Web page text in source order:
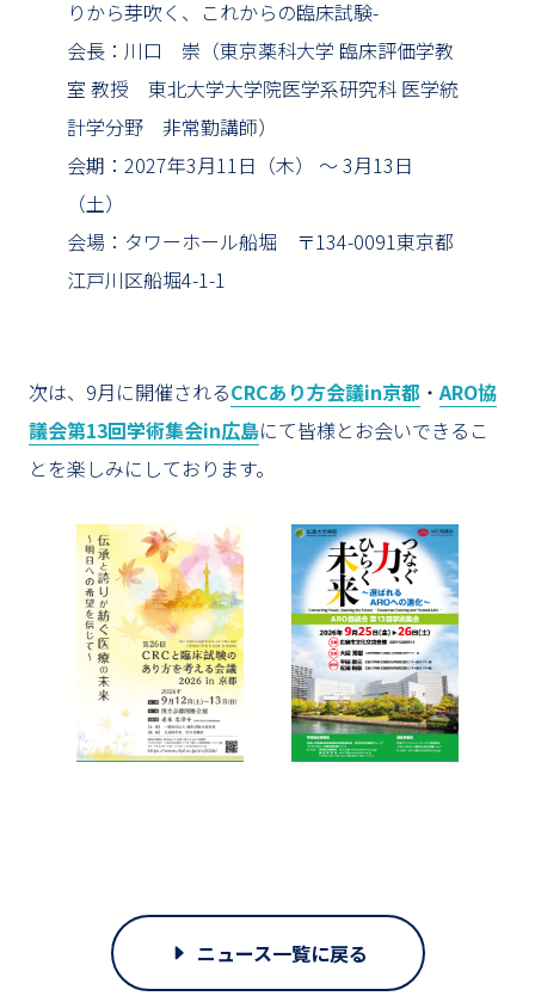
りから芽吹く、これからの臨床試験-
会長：川口 崇（東京薬科大学 臨床評価学教
室 教授 東北大学大学院医学系研究科 医学統
計学分野 非常勤講師）
会期：2027年3月11日（木） ～ 3月13日
（土）
会場：タワーホール船堀 〒134-0091東京都
江戸川区船堀4-1-1
次は、9月に開催されるCRCあり方会議in京都 ・ARO協
議会第13回学術集会in広島にて皆様とお会いできるこ
とを楽しみにしております。
ニュース一覧に戻る